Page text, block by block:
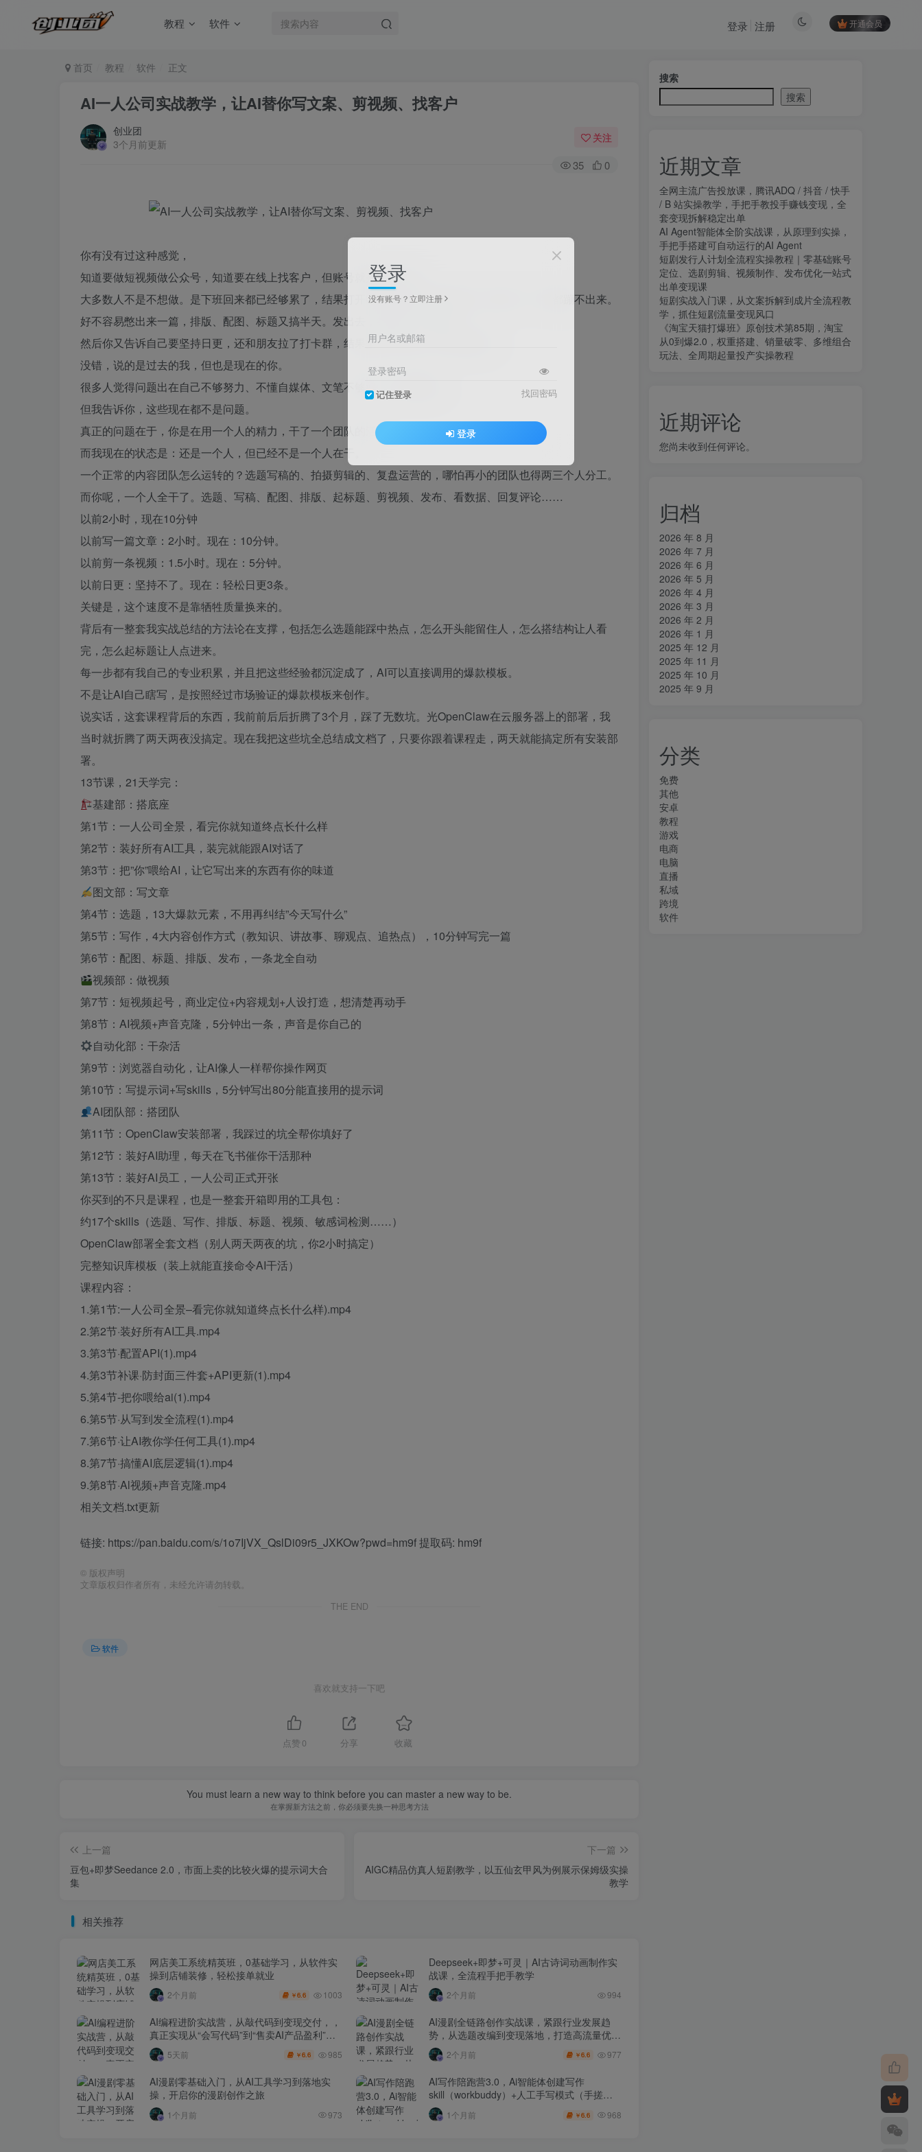
教程 软件 开通会员
登录 注册
首页 教程 软件 正文
AI一人公司实战教学，让AI替你写文案、剪视频、找客户
创业团
3个月前更新
关注
35 0
你有没有过这种感觉，
知道要做短视频做公众号，知道要在线上找客户，但账号就是做不起来。
大多数人不是不想做。是下班回来都已经够累了，结果打开电脑对着空白文档发呆，脑子里一个字都蹦不出来。
好不容易憋出来一篇，排版、配图、标题又搞半天。发出去，结果几十个阅读。
然后你又告诉自己要坚持日更，还和朋友拉了打卡群，结果坚持了两周，第三周就崩了。
没错，说的是过去的我，但也是现在的你。
很多人觉得问题出在自己不够努力、不懂自媒体、文笔不够好、不会蹭热点。
但我告诉你，这些现在都不是问题。
真正的问题在于，你是在用一个人的精力，干了一个团队的活。
而我现在的状态是：还是一个人，但已经不是一个人在干。
一个正常的内容团队怎么运转的？选题写稿的、拍摄剪辑的、复盘运营的，哪怕再小的团队也得两三个人分工。
而你呢，一个人全干了。选题、写稿、配图、排版、起标题、剪视频、发布、看数据、回复评论……
以前2小时，现在10分钟
以前写一篇文章：2小时。现在：10分钟。
以前剪一条视频：1.5小时。现在：5分钟。
以前日更：坚持不了。现在：轻松日更3条。
关键是，这个速度不是靠牺牲质量换来的。
背后有一整套我实战总结的方法论在支撑，包括怎么选题能踩中热点，怎么开头能留住人，怎么搭结构让人看
完，怎么起标题让人点进来。
每一步都有我自己的专业积累，并且把这些经验都沉淀成了，AI可以直接调用的爆款模板。
不是让AI自己瞎写，是按照经过市场验证的爆款模板来创作。
说实话，这套课程背后的东西，我前前后后折腾了3个月，踩了无数坑。光OpenClaw在云服务器上的部署，我
当时就折腾了两天两夜没搞定。现在我把这些坑全总结成文档了，只要你跟着课程走，两天就能搞定所有安装部
署。
13节课，21天学完：
基建部：搭底座
第1节：一人公司全景，看完你就知道终点长什么样
第2节：装好所有AI工具，装完就能跟AI对话了
第3节：把”你”喂给AI，让它写出来的东西有你的味道
图文部：写文章
第4节：选题，13大爆款元素，不用再纠结”今天写什么”
第5节：写作，4大内容创作方式（教知识、讲故事、聊观点、追热点），10分钟写完一篇
第6节：配图、标题、排版、发布，一条龙全自动
视频部：做视频
第7节：短视频起号，商业定位+内容规划+人设打造，想清楚再动手
第8节：AI视频+声音克隆，5分钟出一条，声音是你自己的
自动化部：干杂活
第9节：浏览器自动化，让AI像人一样帮你操作网页
第10节：写提示词+写skills，5分钟写出80分能直接用的提示词
AI团队部：搭团队
第11节：OpenClaw安装部署，我踩过的坑全帮你填好了
第12节：装好AI助理，每天在飞书催你干活那种
第13节：装好AI员工，一人公司正式开张
你买到的不只是课程，也是一整套开箱即用的工具包：
约17个skills（选题、写作、排版、标题、视频、敏感词检测……）
OpenClaw部署全套文档（别人两天两夜的坑，你2小时搞定）
完整知识库模板（装上就能直接命令AI干活）
课程内容：
1.第1节:一人公司全景–看完你就知道终点长什么样).mp4
2.第2节·装好所有AI工具.mp4
3.第3节·配置API(1).mp4
4.第3节补课·防封面三件套+API更新(1).mp4
5.第4节-把你喂给ai(1).mp4
6.第5节·从写到发全流程(1).mp4
7.第6节·让AI教你学任何工具(1).mp4
8.第7节·搞懂AI底层逻辑(1).mp4
9.第8节·Al视频+声音克隆.mp4
相关文档.txt更新
链接: https://pan.baidu.com/s/1o7IjVX_QslDi09r5_JXKOw?pwd=hm9f 提取码: hm9f
© 版权声明
文章版权归作者所有，未经允许请勿转载。
THE END
软件
喜欢就支持一下吧
点赞 0 分享 收藏
You must learn a new way to think before you can master a new way to be.
在掌握新方法之前，你必须要先换一种思考方法
上一篇
豆包+即梦Seedance 2.0，市面上卖的比较火爆的提示词大合
集
下一篇
AIGC精品仿真人短剧教学，以五仙玄甲风为例展示保姆级实操
教学
相关推荐
网店美工系统精英班，0基础学习，从软件实
操到店铺装修，轻松接单就业
2个月前 ￥6.6 1003
Deepseek+即梦+可灵｜AI古诗词动画制作实
战课，全流程手把手教学
2个月前 994
AI编程进阶实战营，从敲代码到变现交付，，
真正实现从“会写代码”到“售卖AI产品盈利”的
跨越
5天前 ￥6.6 985
AI漫剧全链路创作实战课，紧跟行业发展趋
势，从选题改编到变现落地，打造高流量优质
作品
2个月前 ￥6.6 977
AI漫剧零基础入门，从AI工具学习到落地实
操，开启你的漫剧创作之旅
1个月前 973
AI写作陪跑营3.0，Ai智能体创建写作
skill（workbuddy）+人工手写模式（手搓模
式），去除AI痕迹（头条号、公众号、百家
号） 1个月前 ￥6.6 968
搜索
搜索
近期文章
全网主流广告投放课，腾讯ADQ / 抖音 / 快手
/ B 站实操教学，手把手教投手赚钱变现，全
套变现拆解稳定出单
AI Agent智能体全阶实战课，从原理到实操，
手把手搭建可自动运行的AI Agent
短剧发行人计划全流程实操教程｜零基础账号
定位、选剧剪辑、视频制作、发布优化一站式
出单变现课​
短剧实战入门课，从文案拆解到成片全流程教
学，抓住短剧流量变现风口
《淘宝天猫打爆班》原创技术第85期，淘宝
从0到爆2.0，权重搭建、销量破零、多维组合
玩法、全周期起量投产实操教程
近期评论
您尚未收到任何评论。
归档
2026 年 8 月
2026 年 7 月
2026 年 6 月
2026 年 5 月
2026 年 4 月
2026 年 3 月
2026 年 2 月
2026 年 1 月
2025 年 12 月
2025 年 11 月
2025 年 10 月
2025 年 9 月
分类
免费
其他
安卓
教程
游戏
电商
电脑
直播
私域
跨境
软件
登录
没有账号？立即注册
用户名或邮箱
登录密码
记住登录 找回密码
登录